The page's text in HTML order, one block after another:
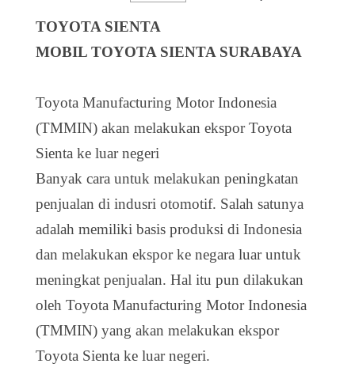
TOYOTA SIENTA
MOBIL TOYOTA SIENTA SURABAYA
Toyota Manufacturing Motor Indonesia
(TMMIN) akan melakukan ekspor Toyota
Sienta ke luar negeri
Banyak cara untuk melakukan peningkatan
penjualan di indusri otomotif. Salah satunya
adalah memiliki basis produksi di Indonesia
dan melakukan ekspor ke negara luar untuk
meningkat penjualan. Hal itu pun dilakukan
oleh Toyota Manufacturing Motor Indonesia
(TMMIN) yang akan melakukan ekspor
Toyota Sienta ke luar negeri.